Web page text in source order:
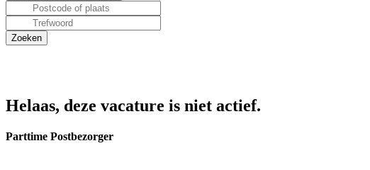
Helaas, deze vacature is niet actief.
Parttime Postbezorger